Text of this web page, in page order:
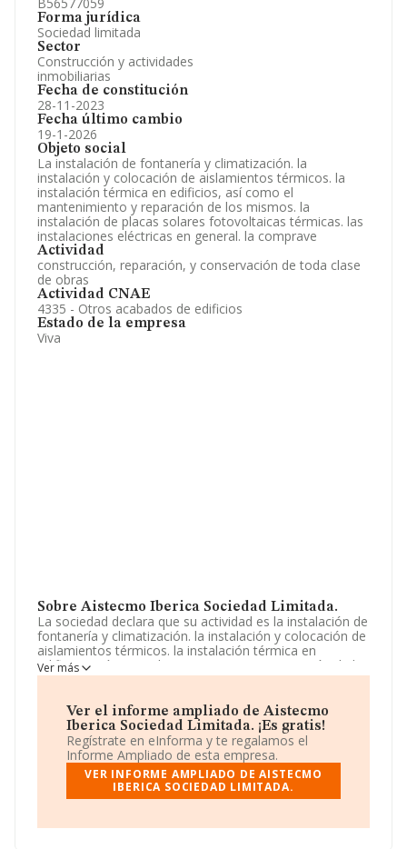
Forma jurídica
Sociedad limitada
Sector
Construcción y actividades
inmobiliarias
Fecha de constitución
28-11-2023
Fecha último cambio
19-1-2026
Objeto social
La instalación de fontanería y climatización. la
instalación y colocación de aislamientos térmicos. la
instalación térmica en edificios, así como el
mantenimiento y reparación de los mismos. la
instalación de placas solares fotovoltaicas térmicas. las
instalaciones eléctricas en general. la comprave
Actividad
construcción, reparación, y conservación de toda clase
de obras
Actividad CNAE
4335 - Otros acabados de edificios
Estado de la empresa
Viva
Sobre Aistecmo Iberica Sociedad Limitada.
La sociedad declara que su actividad es la instalación de
fontanería y climatización. la instalación y colocación de
aislamientos térmicos. la instalación térmica en
edificios, así como el mantenimiento y reparación de los
mismos. la instalación de placas solares fotovoltaicas
comprave. La sociedad está inscrita en el Registro
Mercantil como Sociedad Limitada. Tiene CNAE: 4322 -
'Fontanería, instalaciones de sistemas de calefacción y
aire acondicionado'. No realiza actividad de importación
y/o exportación.
La compañíaAistecmo Iberica Sociedad Limitada
(46900), Torrent, en Valencia, Comunidad Valenciana.
Ver más
Ver el informe ampliado de Aistecmo
Iberica Sociedad Limitada. ¡Es gratis!
Regístrate en eInforma y te regalamos el
Informe Ampliado de esta empresa.
VER INFORME AMPLIADO DE AISTECMO
IBERICA SOCIEDAD LIMITADA.